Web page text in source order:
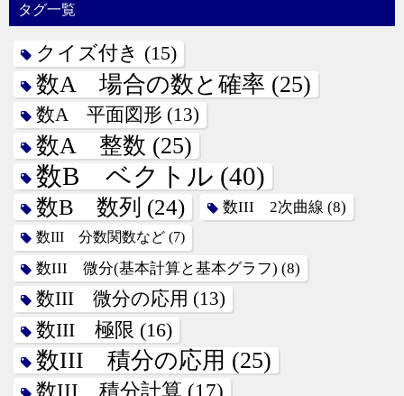
タグ一覧
クイズ付き (15)
数A 場合の数と確率 (25)
数A 平面図形 (13)
数A 整数 (25)
数B ベクトル (40)
数B 数列 (24) 数III 2次曲線 (8)
数III 分数関数など (7)
数III 微分(基本計算と基本グラフ) (8)
数III 微分の応用 (13)
数III 極限 (16)
数III 積分の応用 (25)
数III 積分計算 (17)